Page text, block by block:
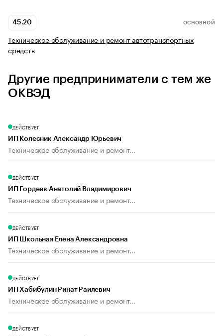
45.20 ОСНОВНОЙ
Техническое обслуживание и ремонт автотранспортных
средств
Другие предприниматели с тем же
ОКВЭД
ДЕЙСТВУЕТ
ИП Колесник Александр Юрьевич
Техническое обслуживание и ремонт...
ДЕЙСТВУЕТ
ИП Гордеев Анатолий Владимирович
Техническое обслуживание и ремонт...
ДЕЙСТВУЕТ
ИП Школьная Елена Александровна
Техническое обслуживание и ремонт...
ДЕЙСТВУЕТ
ИП Хабибулин Ринат Раилевич
Техническое обслуживание и ремонт...
ДЕЙСТВУЕТ